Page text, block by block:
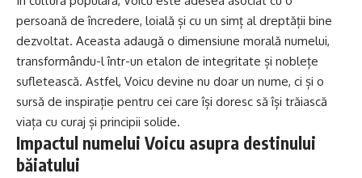
persoană de încredere, loială și cu un simț al dreptății bine
dezvoltat. Aceasta adaugă o dimensiune morală numelui,
transformându-l într-un etalon de integritate și noblețe
sufletească. Astfel, Voicu devine nu doar un nume, ci și o
sursă de inspirație pentru cei care își doresc să își trăiască
viața cu curaj și principii solide.
Impactul numelui Voicu asupra destinului
băiatului